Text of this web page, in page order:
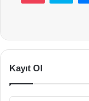
Kayıt Ol